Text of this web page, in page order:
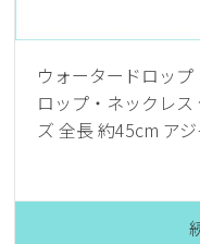
ウォータードロッ
ロップ・ネックレ
ズ 全長 約45cm ア